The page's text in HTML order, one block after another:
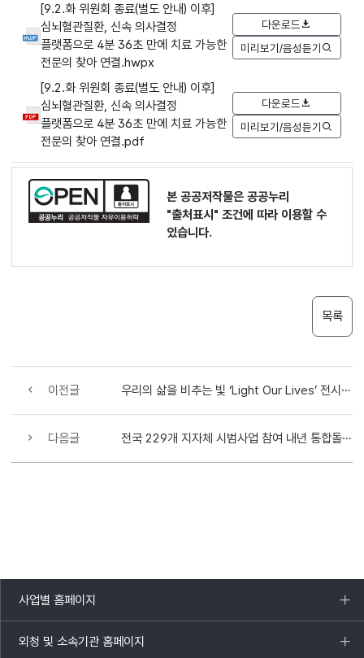
[9.2.화 위원회 종료(별도 안내) 이후]
심뇌혈관질환, 신속 의사결정
플랫폼으로 4분 36초 만에 치료 가능한
전문의 찾아 연결.hwpx
다운로드
미리보기/음성듣기
[9.2.화 위원회 종료(별도 안내) 이후]
심뇌혈관질환, 신속 의사결정
플랫폼으로 4분 36초 만에 치료 가능한
전문의 찾아 연결.pdf
다운로드
미리보기/음성듣기
본 공공저작물은 공공누리
"출처표시" 조건에 따라 이용할 수
있습니다.
목록
이전글 우리의 삶을 비추는 빛 ‘Light Our Lives’ 전시회 개최
다음글 전국 229개 지자체 시범사업 참여 내년 통합돌봄 성공적 실행 준비 박차
사업별 홈페이지
목록
열기
외청 및 소속기관 홈페이지
목록